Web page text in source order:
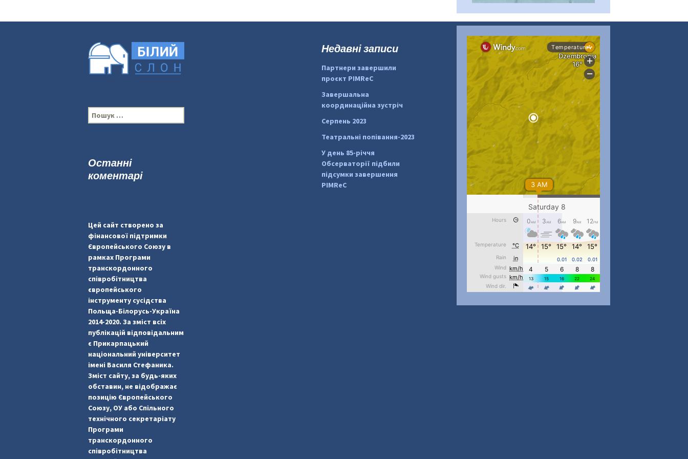
#PipIvanToday
#PipIvanWeather
pimrec_project
#PipIvanWeather
...
pimrec_project
П
о
:
Недавні записи
Партнери завершили
проєкт PIMReC
Завершальна
координаційна зустріч
Серпень 2023
Театральні попівання-2023
У день 85-річчя
Обсерваторії підбили
підсумки завершення
PIMReC
Останні
коментарі
Цей сайт створено за
фінансової підтримки
Європейського Союзу в
рамках Програми
транскордонного
співробітництва
європейського
інструменту сусідства
Польща-Білорусь-Україна
2014-2020. За зміст всіх
публікацій відповідальним
є Прикарпацький
національний університет
імені Василя Стефаника.
Зміст сайту, за будь-яких
обставин, не відображає
позицію Європейського
Союзу, ОУ або Спільного
технічного секретаріату
Програми
транскордонного
співробітництва